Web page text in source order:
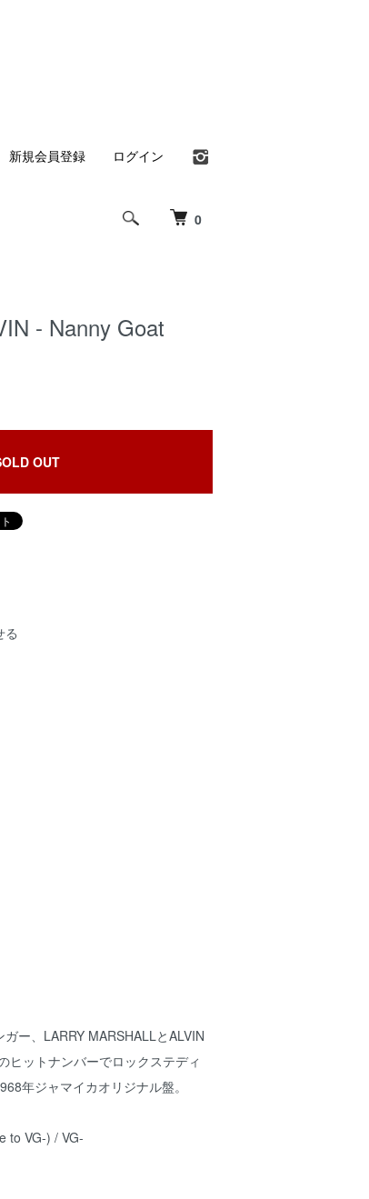
0
新規会員登録 ログイン
- Nanny Goat
OUT
る
ー、LARRY MARSHALLとALVIN
ヒットナンバーでロックステディ
年ジャマイカオリジナル盤。
to VG-) / VG-